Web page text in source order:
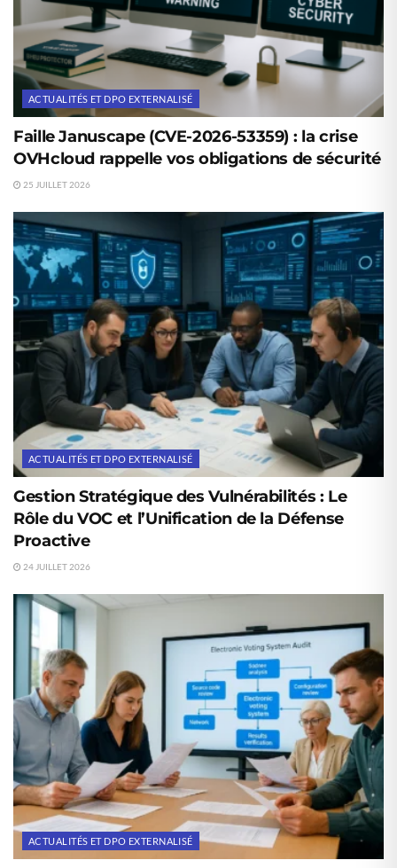
ACTUALITÉS ET DPO EXTERNALISÉ
Faille Januscape (CVE-2026-53359) : la crise
OVHcloud rappelle vos obligations de sécurité
25 JUILLET 2026
ACTUALITÉS ET DPO EXTERNALISÉ
Gestion Stratégique des Vulnérabilités : Le
Rôle du VOC et l’Unification de la Défense
Proactive
24 JUILLET 2026
ACTUALITÉS ET DPO EXTERNALISÉ